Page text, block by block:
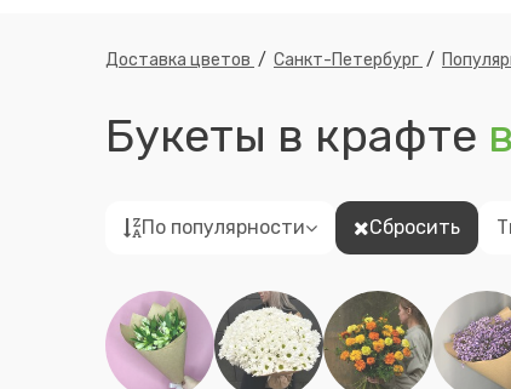
Доставка цветов / Санкт-Петербург /
Букеты в крафте
По популярности Сбросить